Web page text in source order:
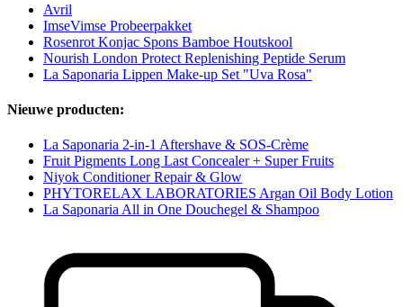
Avril
ImseVimse Probeerpakket
Rosenrot Konjac Spons Bamboe Houtskool
Nourish London Protect Replenishing Peptide Serum
La Saponaria Lippen Make-up Set "Uva Rosa"
Nieuwe producten:
La Saponaria 2-in-1 Aftershave & SOS-Crème
Fruit Pigments Long Last Concealer + Super Fruits
Niyok Conditioner Repair & Glow
PHYTORELAX LABORATORIES Argan Oil Body Lotion
La Saponaria All in One Douchegel & Shampoo